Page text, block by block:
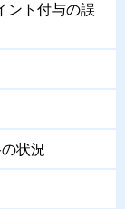
ント付与の誤
状況